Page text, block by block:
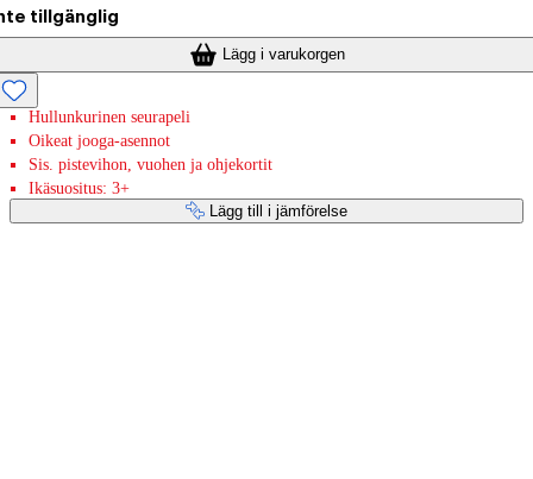
tillgänglig
Lägg i varukorgen
Hullunkurinen seurapeli
Oikeat jooga-asennot
Sis. pistevihon, vuohen ja ohjekortit
Ikäsuositus: 3+
Lägg till i jämförelse